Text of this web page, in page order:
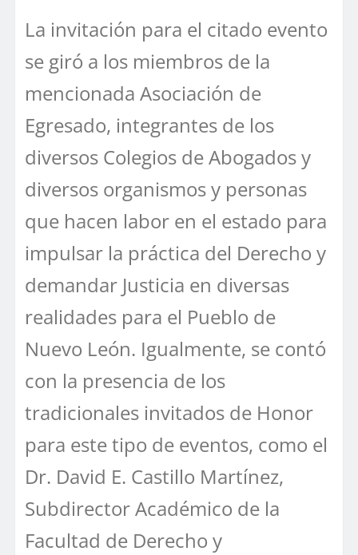
La invitación para el citado evento
se giró a los miembros de la
mencionada Asociación de
Egresado, integrantes de los
diversos Colegios de Abogados y
diversos organismos y personas
que hacen labor en el estado para
impulsar la práctica del Derecho y
demandar Justicia en diversas
realidades para el Pueblo de
Nuevo León. Igualmente, se contó
con la presencia de los
tradicionales invitados de Honor
para este tipo de eventos, como el
Dr. David E. Castillo Martínez,
Subdirector Académico de la
Facultad de Derecho y